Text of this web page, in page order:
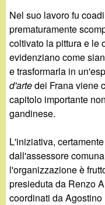
Nel suo lavoro fu
prematuramente
coltivato la pittura e le
evidenziano come
e trasformarla in
d'artedei Frana viene
capitolo importante
gandinese.
L'iniziativa,
dall'assessore
l'organizzazione è
presieduta da Renzo
coordinati da Agostino